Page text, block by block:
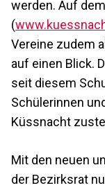
werden. Auf
(
Vereine zudem
auf einen Blick.
seit diesem
Schülerinnen
Küssnacht
Mit den neuen
der Bezirksrat